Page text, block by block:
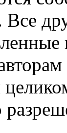
Все